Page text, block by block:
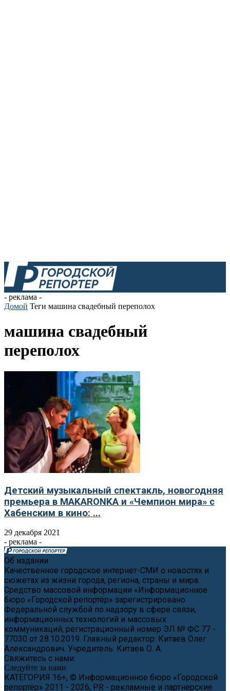
- реклама -
Домой Теги машина свадебный переполох
машина свадебный
переполох
Детский музыкальный спектакль, новогодняя
премьера в MAKARONKA и «Чемпион мира» с
Хабенским в кино: ...
29 декабря 2021
- реклама -
Об издании
Качественное городское интернет-СМИ о новостях и
сюжетах из жизни города, региона, страны и мира.
Средство массовой информации «Информационное
бюро «Городской репортёр» зарегистрировано
Федеральной службой по надзору в сфере связи,
информационных технологий и массовых
коммуникаций, регистрационный номер ЭЛ № ФС 77 -
77030 от 28.10.2019. Главный редактор: Китаев Олег
Александрович. Учредитель: Китаев О. А.
Свяжитесь с нами:
Следуйте за нами
КАТЕГОРИЯ 16+, © Информационное бюро «Городской
репортёр» 2011 - 2026, PR - рекламные и партнерские